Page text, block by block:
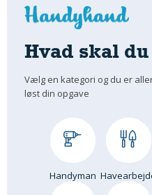
Hvad skal
Vælg en kategori og du er
løst din opgave
Handyman